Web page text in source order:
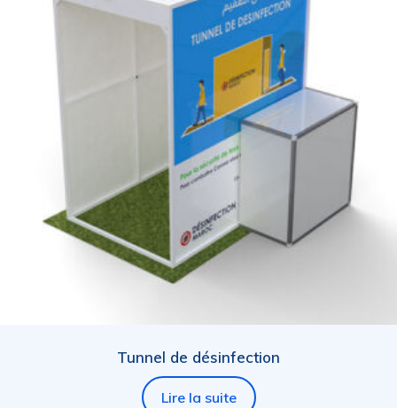
Tunnel de désinfection
Lire la suite